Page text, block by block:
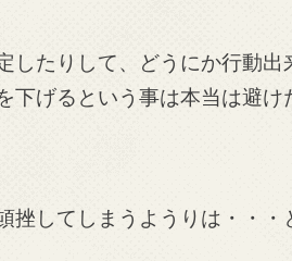
したりして、どうにか行動
下げるという事は本当は避け
挫してしまうようりは・・・